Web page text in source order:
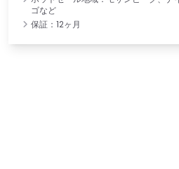
ゴなど
保証：12ヶ月